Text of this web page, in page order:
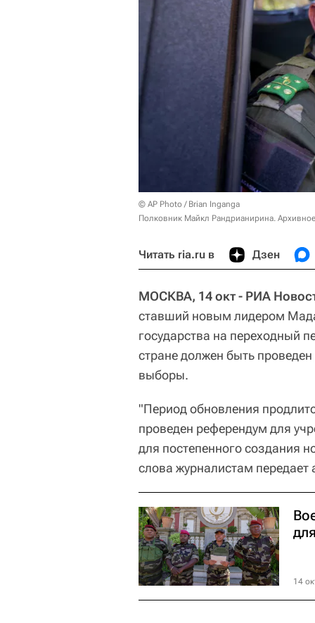
© AP Photo / Brian Inganga
Полковник Майкл Рандрианирина.
Читать ria.ru в Дзен
МОСКВА, 14 окт - РИА
ставший новым лидером
государства на переходный
стране должен быть
выборы.
"Период обновления
проведен референдум для
для постепенного создания
слова журналистам передает
14